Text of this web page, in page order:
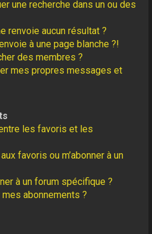
une recherche dans un ou des
renvoie aucun résultat ?
à une page blanche ?!
des membres ?
mes propres messages et
les favoris et les
favoris ou m’abonner à un
à un forum spécifique ?
abonnements ?